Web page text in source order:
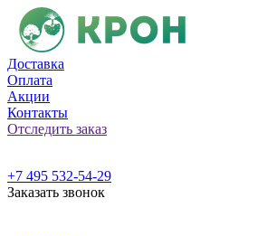
Доставка
Оплата
Акции
Контакты
Отследить заказ
+7 495 532-54-29
Заказать звонок